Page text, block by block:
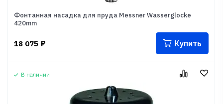
Фонтанная насадка для пруда Messner Wasserglocke
420mm
18 075 ₽ Купить
В наличии